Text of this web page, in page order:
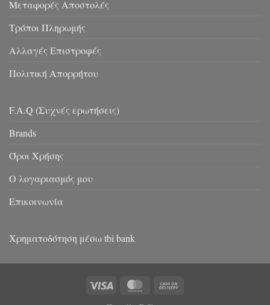
Μεταφορές Αποστολές
Τρόποι Πληρωμής
Αλλαγές Επιστροφές
Πολιτική Απορρήτου
F.A.Q (Συχνές ερωτήσεις)
Brands
Όροι Χρήσης
Ο λογαριασμός μου
Επικοινωνία
Χρηματοδότηση μέσω tbi bank
Visa MasterCard